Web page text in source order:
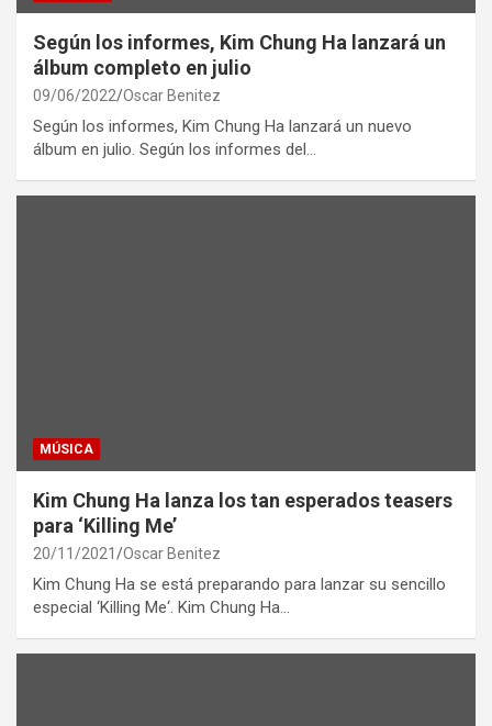
Según los informes, Kim Chung Ha lanzará un
álbum completo en julio
09/06/2022 Oscar Benitez
Según los informes, Kim Chung Ha lanzará un nuevo
álbum en julio. Según los informes del…
MÚSICA
Kim Chung Ha lanza los tan esperados teasers
para ‘Killing Me’
20/11/2021 Oscar Benitez
Kim Chung Ha se está preparando para lanzar su sencillo
especial ‘Killing Me‘. Kim Chung Ha…